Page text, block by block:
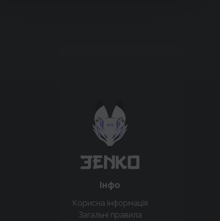
крутих нововведень
Підтримати проєкт
Інфо
Корисна інформація
Загальні правила